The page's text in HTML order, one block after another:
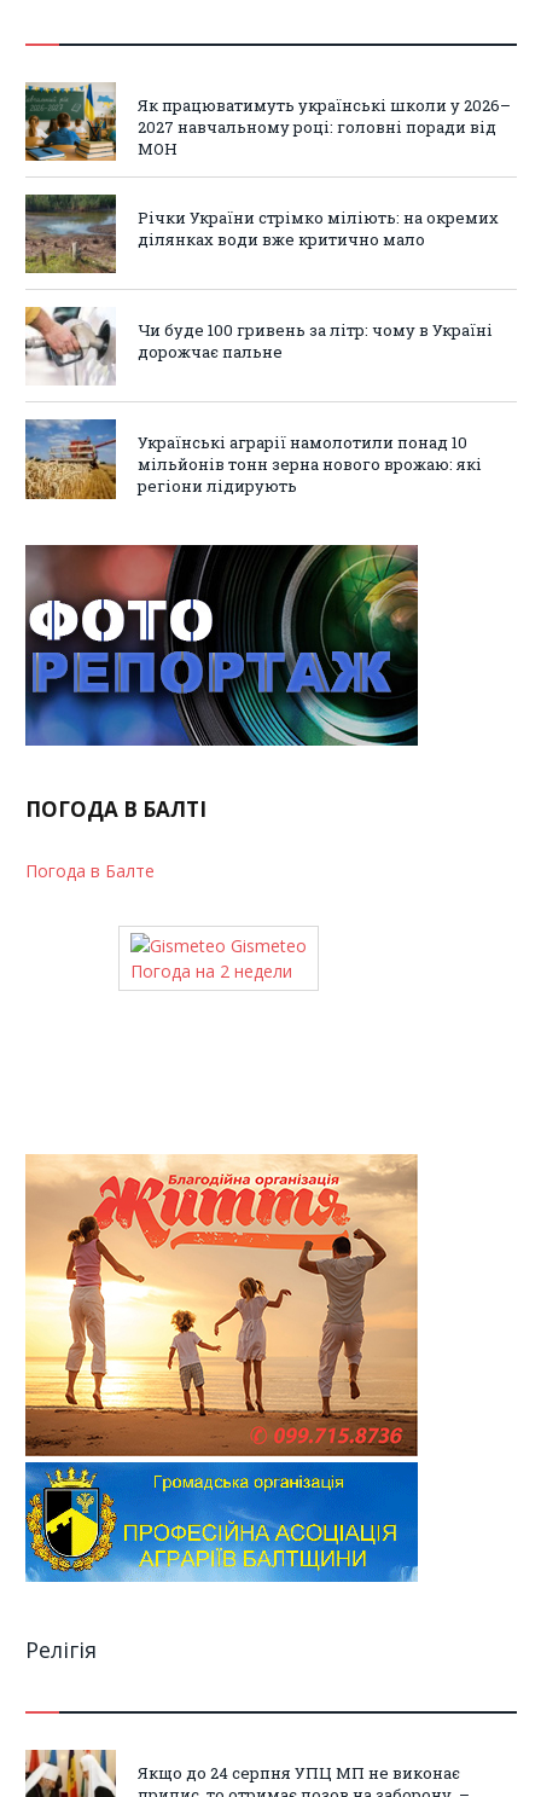
Як працюватимуть українські школи у 2026–
2027 навчальному році: головні поради від
МОН
Річки України стрімко міліють: на окремих
ділянках води вже критично мало
Чи буде 100 гривень за літр: чому в Україні
дорожчає пальне
Українські аграрії намолотили понад 10
мільйонів тонн зерна нового врожаю: які
регіони лідирують
ПОГОДА В БАЛТІ
Погода в Балте
Gismeteo
Погода на 2 недели
Релігія
Якщо до 24 серпня УПЦ МП не виконає